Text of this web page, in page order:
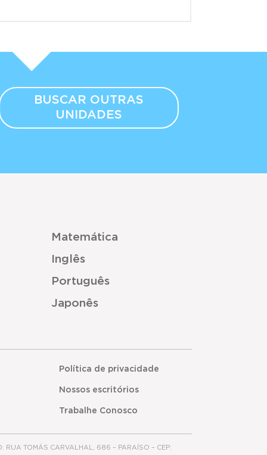
BUSCAR OUTRAS
UNIDADES
Matemática
Inglês
Português
Japonês
Política de privacidade
Nossos escritórios
Trabalhe Conosco
RUA TOMÁS CARVALHAL, 686 – PARAÍSO – CEP: